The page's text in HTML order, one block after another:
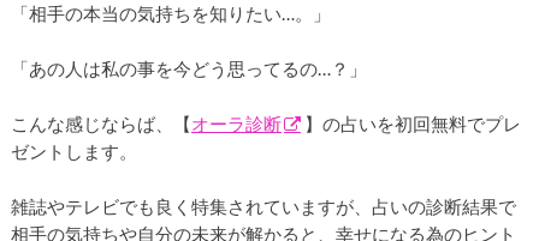
「相手の本当の気持ちを知りたい…。」
「あの人は私の事を今どう思ってるの…？」
こんな感じならば、【オーラ診断
】の占いを初回無料でプレ
ゼントします。
雑誌やテレビでも良く特集されていますが、占いの診断結果で
相手の気持ちや自分の未来が解かると、幸せになる為のヒント